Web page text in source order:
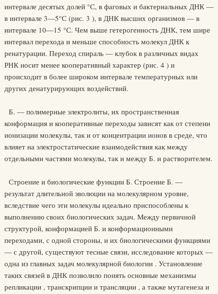
интервале десятых долей °С, в фаговых и бактериальных ДНК —
в интервале 3—5°С (рис. 3 ), в ДНК высших организмов — в
интервале 10—15 °С. Чем выше гетерогенность ДНК, тем шире
интервал перехода и меньше способность молекул ДНК к
ренатурации. Переход спираль — клубок в различных видах
РНК носит менее кооперативный характер (рис. 4 ) и
происходит в более широком интервале температурных или
других денатурирующих воздействий.
Б. — полимерные электролиты, их пространственная
конформация и кооперативные переходы зависят как от степени
ионизации молекулы, так и от концентрации ионов в среде, что
влияет на электростатические взаимодействия как между
отдельными частями молекулы, так и между Б. и растворителем.
Строение и биологические функции Б. Строение Б. —
результат длительной эволюции на молекулярном уровне,
вследствие чего эти молекулы идеально приспособлены к
выполнению своих биологических задач. Между первичной
структурой, конформацией Б. и конформационными
переходами, с одной стороны, и их биологическими функциями
— с другой, существуют тесные связи, исследование которых —
одна из главных задач молекулярной биологии . Установление
таких связей в ДНК позволило понять основные механизмы
репликации , транскрипции и трансляции , а также мутагенеза и